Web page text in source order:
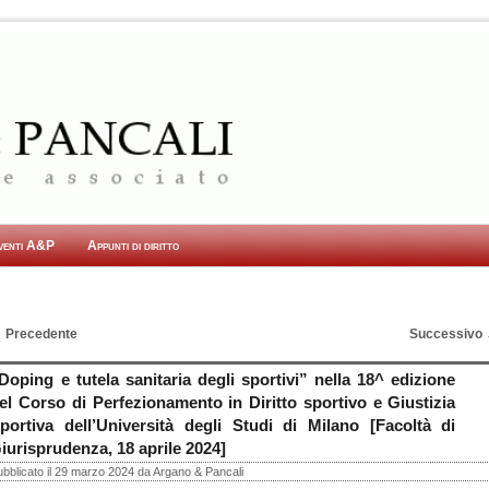
A&P Appunti di diritto
Articoli
Precedente Successivo
e tutela sanitaria degli sportivi” nella 18^ edizione
Corso di Perfezionamento in Diritto sportivo e Giustizia
dell’Università degli Studi di Milano [Facoltà di
18 aprile 2024]
il29 marzo 2024 daArgano & Pancali